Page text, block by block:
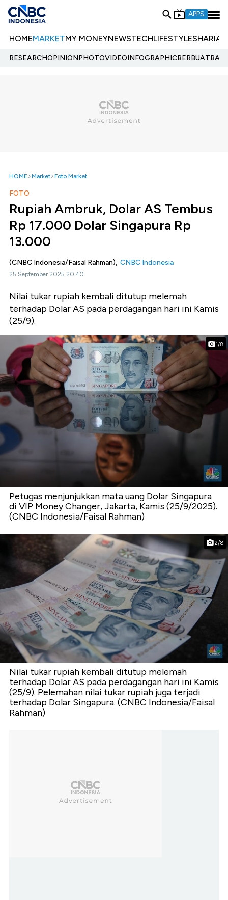
APPS
HOMEMARKETMY MONEYNEWSTECHLIFESTYLESHARIA
RESEARCHOPINIONPHOTOVIDEOINFOGRAPHIC
HOME Market Foto Market
FOTO
Rupiah Ambruk, Dolar AS Tembus
Rp 17.000 Dolar Singapura Rp
13.000
(CNBC Indonesia/Faisal Rahman), CNBC Indonesia
25 September 2025 20:40
Nilai tukar rupiah kembali ditutup melemah
terhadap Dolar AS pada perdagangan hari ini Kamis
(25/9).
1/8
Petugas menjunjukkan mata uang Dolar Singapura
di VIP Money Changer, Jakarta, Kamis (25/9/2025).
(CNBC Indonesia/Faisal Rahman)
2/8
Nilai tukar rupiah kembali ditutup melemah
terhadap Dolar AS pada perdagangan hari ini Kamis
(25/9). Pelemahan nilai tukar rupiah juga terjadi
terhadap Dolar Singapura. (CNBC Indonesia/Faisal
Rahman)